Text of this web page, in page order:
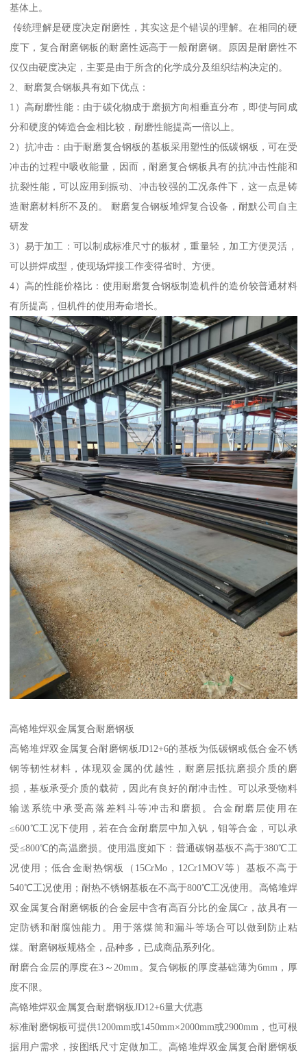
基体上。
传统理解是硬度决定耐磨性，其实这是个错误的理解。在相同的硬
度下，复合耐磨钢板的耐磨性远高于一般耐磨钢。原因是耐磨性不
仅仅由硬度决定，主要是由于所含的化学成分及组织结构决定的。
2、耐磨复合钢板具有如下优点：
1）高耐磨性能：由于碳化物成于磨损方向相垂直分布，即使与同成
分和硬度的铸造合金相比较，耐磨性能提高一倍以上。
2）抗冲击：由于耐磨复合钢板的基板采用塑性的低碳钢板，可在受
冲击的过程中吸收能量，因而，耐磨复合钢板具有的抗冲击性能和
抗裂性能，可以应用到振动、冲击较强的工况条件下，这一点是铸
造耐磨材料所不及的。 耐磨复合钢板堆焊复合设备，耐默公司自主
研发
3）易于加工：可以制成标准尺寸的板材，重量轻，加工方便灵活，
可以拼焊成型，使现场焊接工作变得省时、方便。
4）高的性能价格比：使用耐磨复合钢板制造机件的造价较普通材料
有所提高，但机件的使用寿命增长。
高铬堆焊双金属复合耐磨钢板
高铬堆焊双金属复合耐磨钢板JD12+6的基板为低碳钢或低合金不锈
钢等韧性材料，体现双金属的优越性，耐磨层抵抗磨损介质的磨
损，基板承受介质的载荷，因此有良好的耐冲击性。可以承受物料
输送系统中承受高落差料斗等冲击和磨损。合金耐磨层使用在
≤600℃工况下使用，若在合金耐磨层中加入钒，钼等合金，可以承
受≤800℃的高温磨损。使用温度如下：普通碳钢基板不高于380℃工
况使用；低合金耐热钢板（15CrMo，12Cr1MOV等）基板不高于
540℃工况使用；耐热不锈钢基板在不高于800℃工况使用。高铬堆焊
双金属复合耐磨钢板的合金层中含有高百分比的金属Cr，故具有一
定防锈和耐腐蚀能力。用于落煤筒和漏斗等场合可以做到防止粘
煤。耐磨钢板规格全，品种多，已成商品系列化。
耐磨合金层的厚度在3～20mm。复合钢板的厚度基础薄为6mm，厚
度不限。
高铬堆焊双金属复合耐磨钢板JD12+6量大优惠
标准耐磨钢板可提供1200mm或1450mm×2000mm或2900mm，也可根
据用户需求，按图纸尺寸定做加工。高铬堆焊双金属复合耐磨钢板